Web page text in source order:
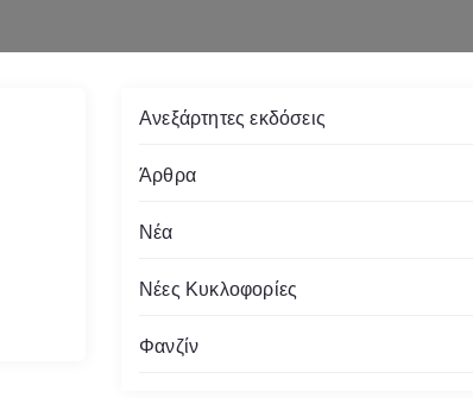
Ανεξάρτητες εκδόσεις
Άρθρα
Νέα
Νέες Κυκλοφορίες
Φανζίν